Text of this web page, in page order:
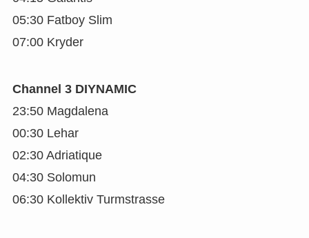
05:30 Fatboy Slim
07:00 Kryder
Channel 3 DIYNAMIC
23:50 Magdalena
00:30 Lehar
02:30 Adriatique
04:30 Solomun
06:30 Kollektiv Turmstrasse